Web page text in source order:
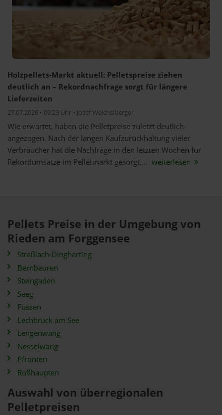
Holzpellets-Markt aktuell: Pelletspreise ziehen
deutlich an – Rekordnachfrage sorgt für längere
Lieferzeiten
27.07.2026 • 09:23 Uhr • Josef Weichslberger
Wie erwartet, haben die Pelletpreise zuletzt deutlich
angezogen. Nach der langen Kaufzurückhaltung vieler
Verbraucher hat die Nachfrage in den letzten Wochen für
Rekordumsätze im Pelletmarkt gesorgt.... weiterlesen
Pellets Preise in der Umgebung von
Rieden am Forggensee
Straßlach-Dingharting
Bernbeuren
Steingaden
Seeg
Füssen
Lechbruck am See
Lengenwang
Nesselwang
Pfronten
Roßhaupten
Auswahl von überregionalen
Pelletpreisen